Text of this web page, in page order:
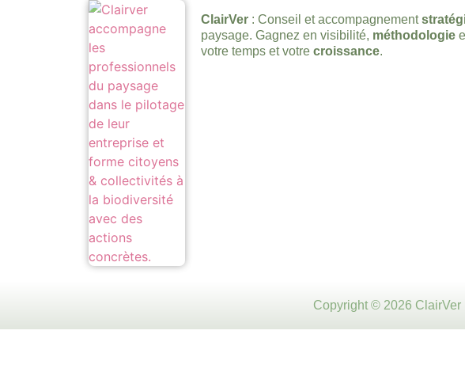
ClairVer : Conseil et accompagnement
paysage. Gagnez en visibilité, méthodologie
votre temps et votre croissance.
Copyright © 2026 ClairVer